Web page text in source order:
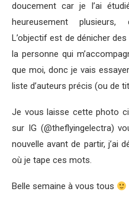
doucement car je l’ai
heureusement plusieurs,
L’objectif est de dénicher des
la personne qui
que moi, donc je vais
liste d’auteurs précis (ou de
Je vous laisse cette photo
sur IG (@theflyingelectra)
nouvelle avant de partir, j’ai
où je tape ces mots.
Belle semaine à vous tous